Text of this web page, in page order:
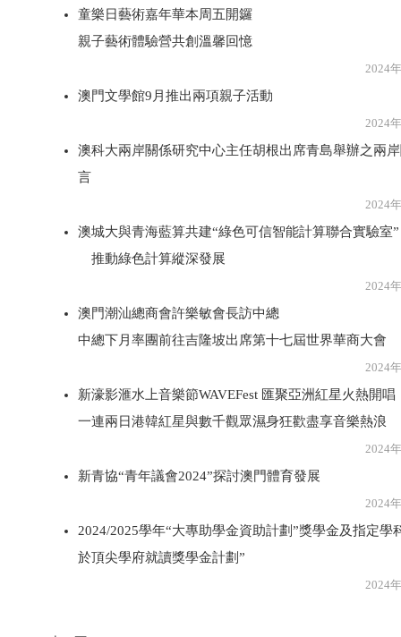
童樂日藝術嘉年華本周五開鑼
親子藝術體驗營共創溫馨回憶
2024年8月19
澳門文學館9月推出兩項親子活動
2024年8月19
澳科大兩岸關係研究中心主任胡根出席青島舉辦之兩
言
2024年8月19
澳城大與青海藍算共建“綠色可信智能計算聯合實驗室”
推動綠色計算縱深發展
2024年8月19
澳門潮汕總商會許樂敏會長訪中總
中總下月率團前往吉隆坡出席第十七屆世界華商大會
2024年8月19
新濠影滙水上音樂節WAVEFest 匯聚亞洲紅星火熱開唱
一連兩日港韓紅星與數千觀眾濕身狂歡盡享音樂熱浪
2024年8月19
新青協“青年議會2024”探討澳門體育發展
2024年8月19
2024/2025學年“大專助學金資助計劃”獎學金及指定學
於頂尖學府就讀獎學金計劃”
2024年8月19